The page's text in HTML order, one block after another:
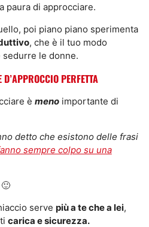
paura di approcciare.
poi piano piano sperimenta
, che è il tuo modo
le donne.
PERFETTA
è menoimportante di
detto che esistono delle frasi
sempre colpo su una
serve più a te che a lei,
carica e sicurezza.